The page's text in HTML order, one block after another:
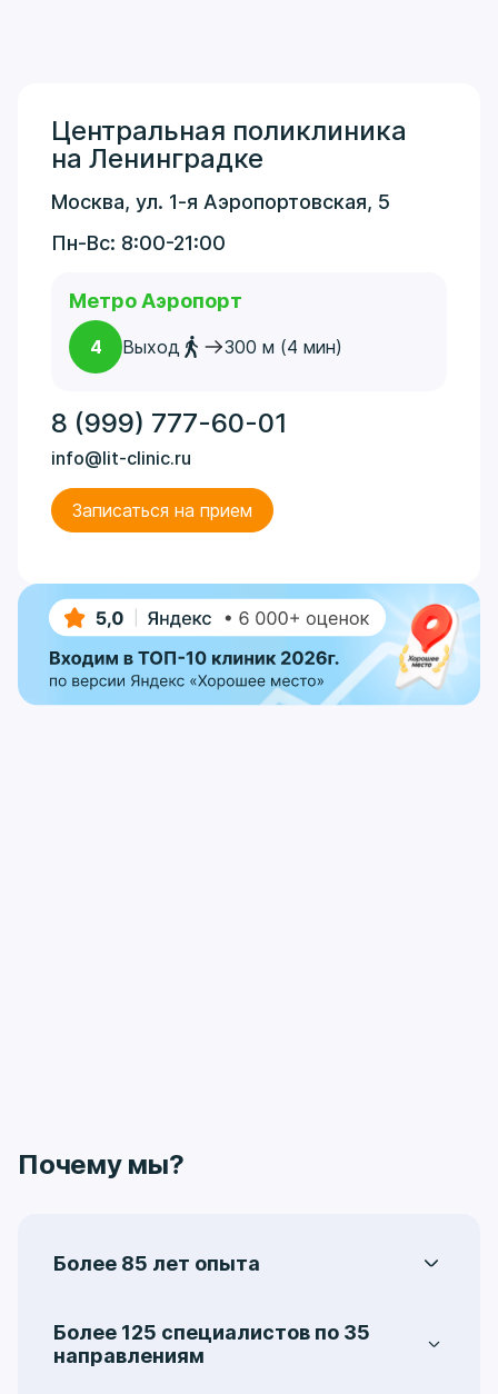
Центральная поликлиника
на Ленинградке
Москва, ул. 1-я Аэропортовская, 5
Пн-Вс: 8:00-21:00
Метро Аэропорт
4 Выход 300 м (4 мин)
8 (999) 777-60-01
info@lit-clinic.ru
Записаться на прием
Почему мы?
Более 85 лет опыта
одно из старейших лечебно-
профилактических учреждений Москвы. Она
была организована в 1936 году, как
Более 125 специалистов по 35
направлениям